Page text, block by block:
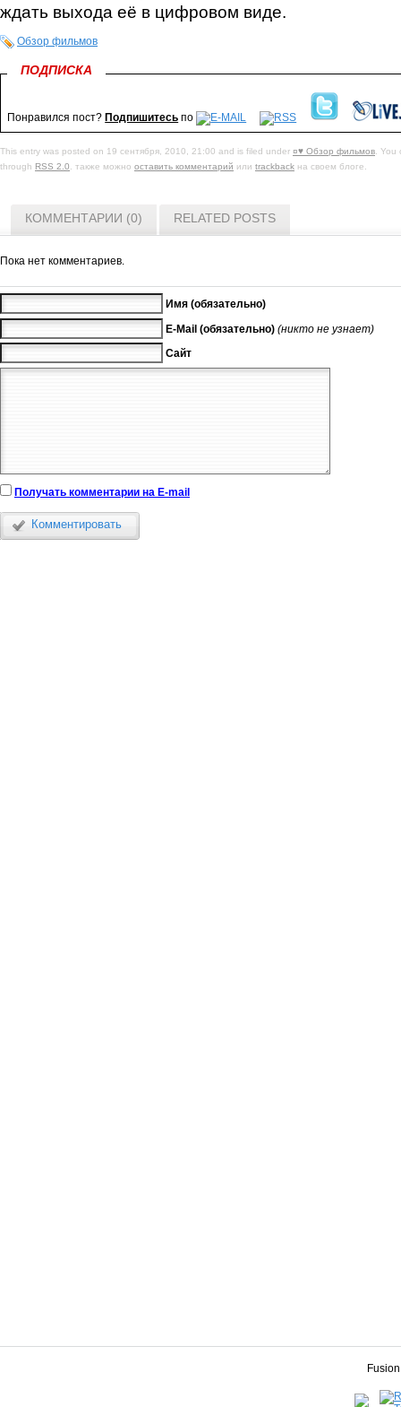
ждать выхода её в цифровом виде.
Обзор фильмов
ПОДПИСКА
Понравился пост? Подпишитесь по
This entry was posted on 19 сентября, 2010, 21:00 and is filed under ¤♥ Обзор фильмов. You
through RSS 2.0. также можно оставить комментарий или trackback на своем блоге.
КОММЕНТАРИИ (0) RELATED POSTS
Пока нет комментариев.
Имя (обязательно)
E-Mail (обязательно) (никто не узнает)
Сайт
Получать комментарии на E-mail
Комментировать